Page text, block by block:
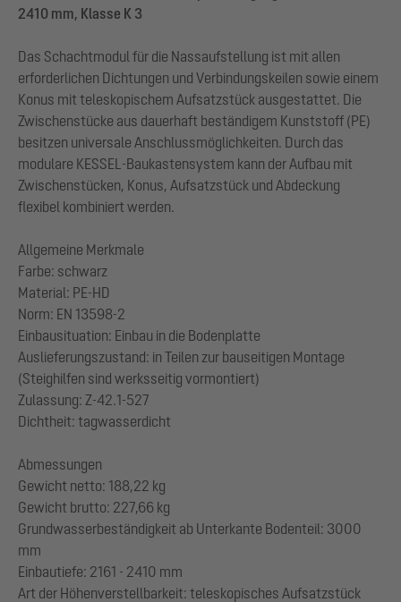
2410 mm, Klasse K 3
Das Schachtmodul für die Nassaufstellung ist mit allen
erforderlichen Dichtungen und Verbindungskeilen sowie einem
Konus mit teleskopischem Aufsatzstück ausgestattet. Die
Zwischenstücke aus dauerhaft beständigem Kunststoff (PE)
besitzen universale Anschlussmöglichkeiten. Durch das
modulare KESSEL-Baukastensystem kann der Aufbau mit
Zwischenstücken, Konus, Aufsatzstück und Abdeckung
flexibel kombiniert werden.
Allgemeine Merkmale
Farbe: schwarz
Material: PE-HD
Norm: EN 13598-2
Einbausituation: Einbau in die Bodenplatte
Auslieferungszustand: in Teilen zur bauseitigen Montage
(Steighilfen sind werksseitig vormontiert)
Zulassung: Z-42.1-527
Dichtheit: tagwasserdicht
Abmessungen
Gewicht netto: 188,22 kg
Gewicht brutto: 227,66 kg
Grundwasserbeständigkeit ab Unterkante Bodenteil: 3000
mm
Einbautiefe: 2161 - 2410 mm
Art der Höhenverstellbarkeit: teleskopisches Aufsatzstück